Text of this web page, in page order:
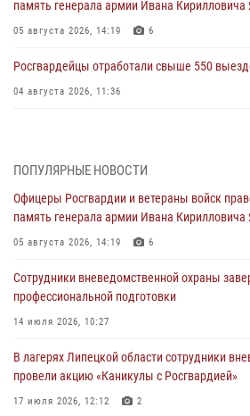
память генерала армии Ивана Кирилловича
05 августа 2026, 14:19 6
Росгвардейцы отработали свыше 550
04 августа 2026, 11:36
04 августа 2026, 09:05
Росгвардия обеспечила безопасность
Дня ВДВ в Липецке
03 августа 2026, 13:43
Росгвардейцы обеспечили безопасность
Толстовского района
03 августа 2026, 13:41
Росгвардия противодействует БПЛА ВСУ
(видео)
03 августа 2026, 13:39
ПОПУЛЯРНЫЕ НОВОСТИ
Офицеры Росгвардии и ветераны войск
память генерала армии Ивана Кирилловича
05 августа 2026, 14:19 6
Сотрудники вневедомственной охраны
профессиональной подготовки
14 июля 2026, 10:27
В лагерях Липецкой области сотрудники
провели акцию «Каникулы с Росгвардией»
17 июля 2026, 12:12 2